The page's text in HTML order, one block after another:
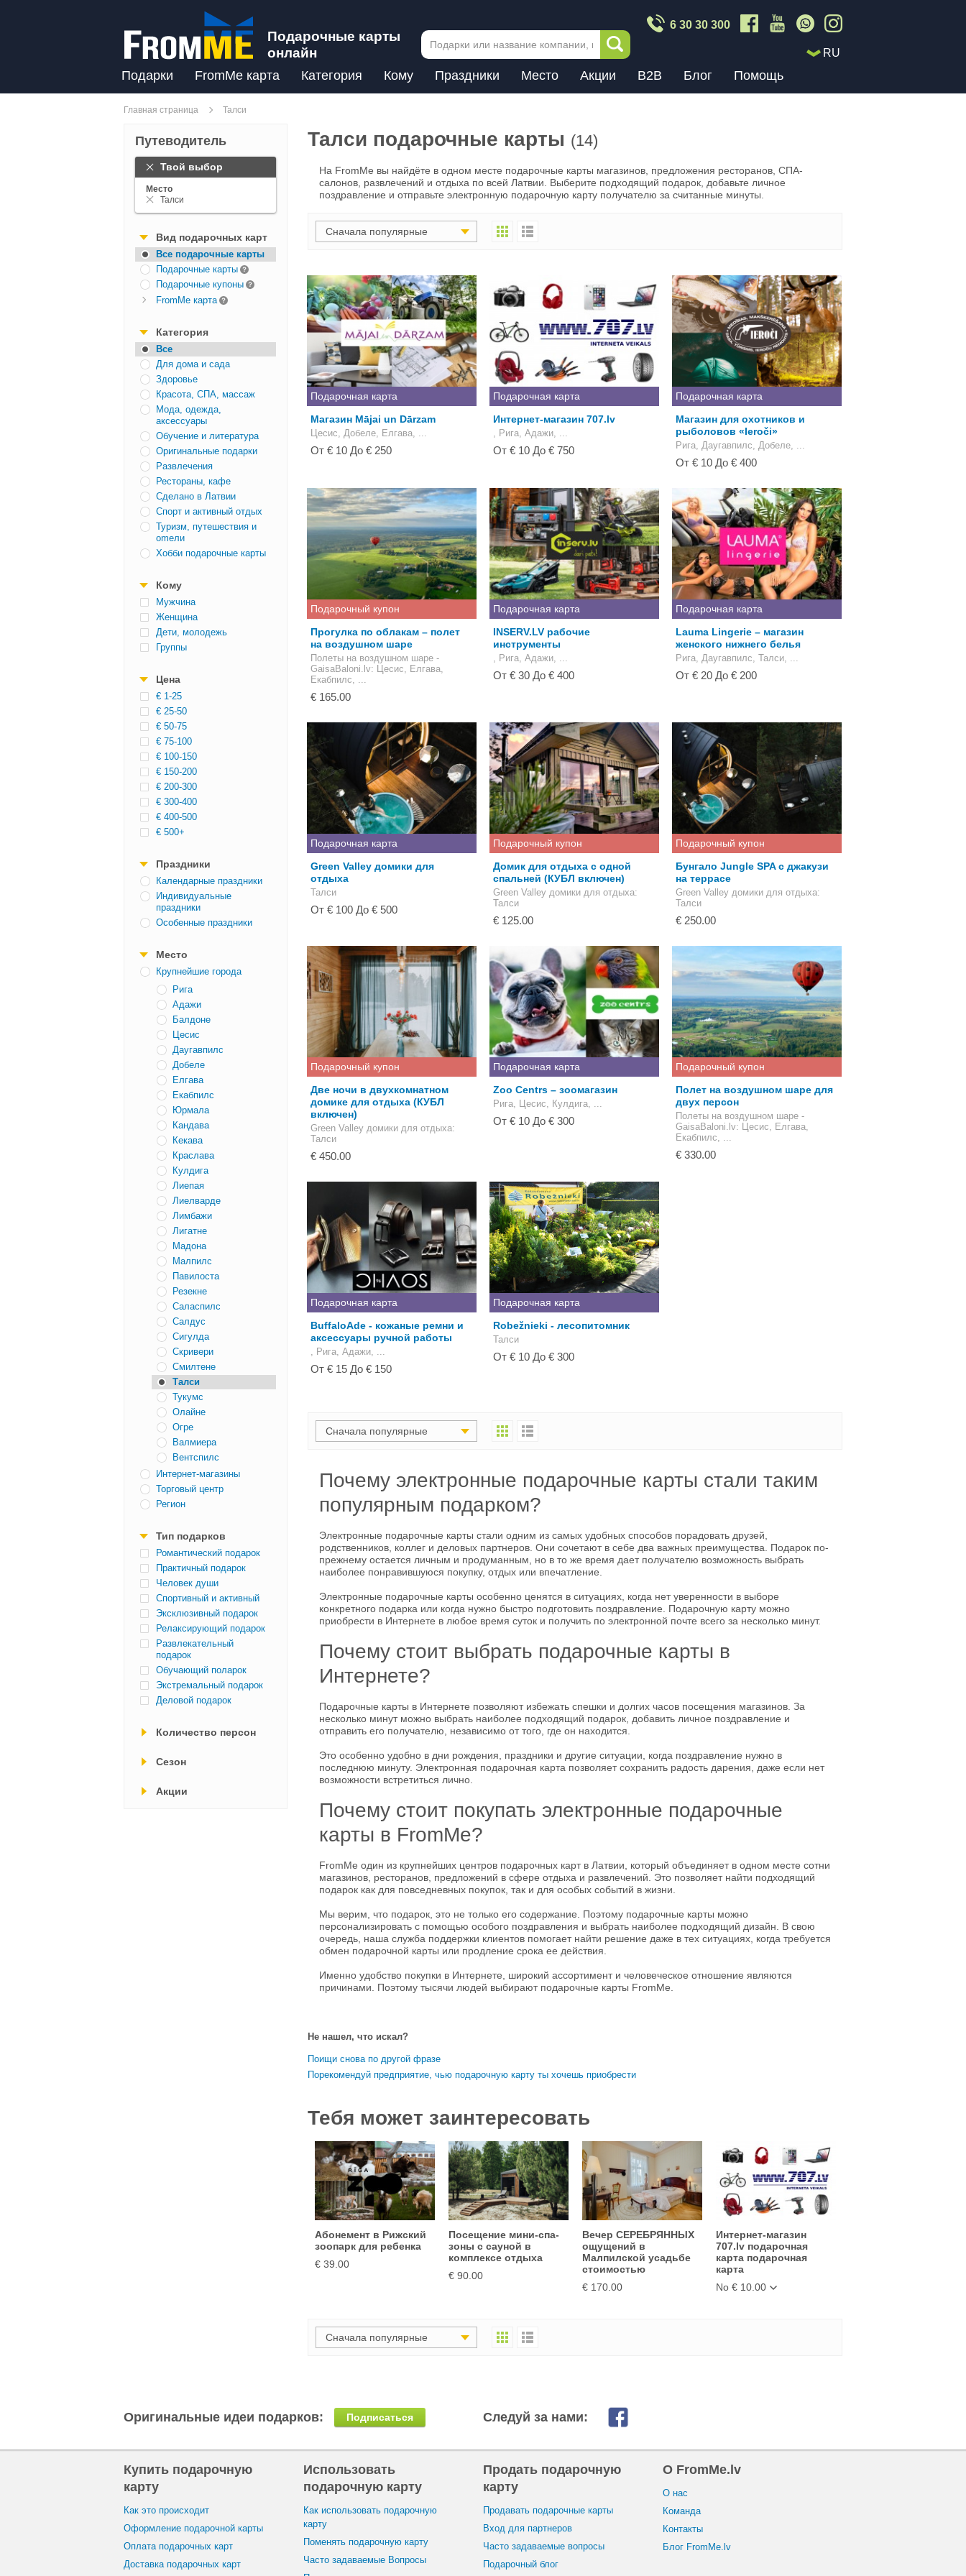
Подарочные карты
онлайн
6 30 30 300
RU
Подарки FromMe карта Категория Кому Праздники Место Акции B2B Блог Помощь
Главная страница Талси
Путеводитель
Твой выбор
Место
Талси
Вид подарочных карт
Все подарочные карты
Подарочные карты
Подарочные купоны
FromMe карта
Категория
Все
Для дома и сада
Здоровье
Красота, СПА, массаж
Мода, одежда,
аксессуары
Обучение и литература
Оригинальные подарки
Развлечения
Рестораны, кафе
Сделано в Латвии
Спорт и активный отдых
Туризм, путешествия и
оmели
Хобби подарочные карты
Кому
Mужчина
Женщина
Дети, молодежь
Группы
Цена
€ 1-25
€ 25-50
€ 50-75
€ 75-100
€ 100-150
€ 150-200
€ 200-300
€ 300-400
€ 400-500
€ 500+
Праздники
Календарные праздники
Индивидуальные
праздники
Особенные праздники
Место
Крупнейшие города
Рига
Адажи
Балдоне
Цесис
Даугавпилс
Добеле
Елгава
Екабпилс
Юрмала
Кандавa
Кекава
Краслава
Кулдига
Лиепая
Лиелварде
Лимбажи
Лигатне
Мадона
Малпилс
Павилостa
Резекне
Саласпилс
Салдус
Сигулда
Скривери
Смилтене
Талси
Тукумс
Олайне
Огре
Валмиера
Вентспилс
Интернет-магазины
Торговый центр
Регион
Тип подарков
Романтический подарок
Практичный подарок
Человек души
Спортивный и активный
Эксклюзивный подарок
Релаксирующий подарок
Развлекательный
подарок
Обучающий поларок
Экстремальный подарок
Деловой подарок
Количество персон
Cезон
Акции
Талси подарочные карты (14)
На FromMe вы найдёте в одном месте подарочные карты магазинов, предложения ресторанов, СПА-
салонов, развлечений и отдыха по всей Латвии. Выберите подходящий подарок, добавьте личное
поздравление и отправьте электронную подарочную карту получателю за считанные минуты.
Сначала популярные
Подарочная карта
Магазин Mājai un Dārzam
Цесис, Добеле, Елгава, ...
От € 10 До € 250
Подарочная карта
Интернет-магазин 707.lv
, Рига, Адажи, ...
От € 10 До € 750
Подарочная карта
Магазин для охотников и
рыболовов «Ieroči»
Рига, Даугавпилс, Добеле, ...
От € 10 До € 400
Подарочный купон
Прогулка по облакам – полет
на воздушном шаре
Полеты на воздушном шаре -
GaisaBaloni.lv: Цесис, Елгава,
Екабпилс, ...
€ 165.00
Подарочная карта
INSERV.LV рабочие
инструменты
, Рига, Адажи, ...
От € 30 До € 400
Подарочная карта
Lauma Lingerie – магазин
женского нижнего белья
Рига, Даугавпилс, Талси, ...
От € 20 До € 200
Подарочная карта
Green Valley домики для
отдыха
Талси
От € 100 До € 500
Подарочный купон
Домик для отдыха с одной
спальней (КУБЛ включен)
Green Valley домики для отдыха:
Талси
€ 125.00
Подарочный купон
Бунгало Jungle SPA с джакузи
на террасе
Green Valley домики для отдыха:
Талси
€ 250.00
Подарочный купон
Две ночи в двухкомнатном
домике для отдыха (КУБЛ
включен)
Green Valley домики для отдыха:
Талси
€ 450.00
Подарочная карта
Zoo Centrs – зоомагазин
Рига, Цесис, Кулдига, ...
От € 10 До € 300
Подарочный купон
Полет на воздушном шаре для
двух персон
Полеты на воздушном шаре -
GaisaBaloni.lv: Цесис, Елгава,
Екабпилс, ...
€ 330.00
Подарочная карта
BuffaloAde - кожаные ремни и
аксессуары ручной работы
, Рига, Адажи, ...
От € 15 До € 150
Подарочная карта
Robežnieki - лесопитомник
Талси
От € 10 До € 300
Сначала популярные
Почему электронные подарочные карты стали таким
популярным подарком?
Электронные подарочные карты стали одним из самых удобных способов порадовать друзей,
родственников, коллег и деловых партнеров. Они сочетают в себе два важных преимущества. Подарок по-
прежнему остается личным и продуманным, но в то же время дает получателю возможность выбрать
наиболее понравившуюся покупку, отдых или впечатление.
Электронные подарочные карты особенно ценятся в ситуациях, когда нет уверенности в выборе
конкретного подарка или когда нужно быстро подготовить поздравление. Подарочную карту можно
приобрести в Интернете в любое время суток и получить по электронной почте всего за несколько минут.
Почему стоит выбрать подарочные карты в
Интернете?
Подарочные карты в Интернете позволяют избежать спешки и долгих часов посещения магазинов. За
несколько минут можно выбрать наиболее подходящий подарок, добавить личное поздравление и
отправить его получателю, независимо от того, где он находится.
Это особенно удобно в дни рождения, праздники и другие ситуации, когда поздравление нужно в
последнюю минуту. Электронная подарочная карта позволяет сохранить радость дарения, даже если нет
возможности встретиться лично.
Почему стоит покупать электронные подарочные
карты в FromMe?
FromMe один из крупнейших центров подарочных карт в Латвии, который объединяет в одном месте сотни
магазинов, ресторанов, предложений в сфере отдыха и развлечений. Это позволяет найти подходящий
подарок как для повседневных покупок, так и для особых событий в жизни.
Мы верим, что подарок, это не только его содержание. Поэтому подарочные карты можно
персонализировать с помощью особого поздравления и выбрать наиболее подходящий дизайн. В свою
очередь, наша служба поддержки клиентов помогает найти решение даже в тех ситуациях, когда требуется
обмен подарочной карты или продление срока ее действия.
Именно удобство покупки в Интернете, широкий ассортимент и человеческое отношение являются
причинами. Поэтому тысячи людей выбирают подарочные карты FromMe.
Не нашел, что искал?
Поищи снова по другой фразе
Порекомендуй предприятие, чью подарочную карту ты хочешь приобрести
Тебя может заинтересовать
Абонемент в Рижский
зоопарк для ребенка
€ 39.00
Посещение мини-спа-
зоны с сауной в
комплексе отдыха
€ 90.00
Вечер СЕРЕБРЯННЫХ
ощущений в
Малпилской усадьбе
стоимостью
€ 170.00
Интернет-магазин
707.lv подарочная
карта подарочная
карта
No € 10.00
Сначала популярные
Следуй за нами:
Оригинальные идеи подарков: Подписаться
Купить подарочную
карту
Как это происходит
Оформление подарочной карты
Оплата подарочных карт
Доставка подарочных карт
Использовать
подарочную карту
Как использовать подарочную
карту
Поменять подарочную карту
Часто задаваемые Вопросы
Продать подарочную
карту
Продавать подарочные карты
Вход для партнеров
Часто задаваемые вопросы
Подарочный блог
O FromMe.lv
O нас
Команда
Контакты
Блог FromMe.lv